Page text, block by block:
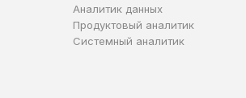
Аналитик данных
Продуктовый аналитик
Системный аналитик